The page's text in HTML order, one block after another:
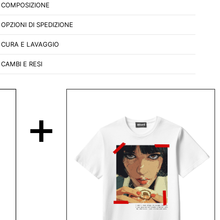
COMPOSIZIONE
OPZIONI DI SPEDIZIONE
CURA E LAVAGGIO
CAMBI E RESI
+